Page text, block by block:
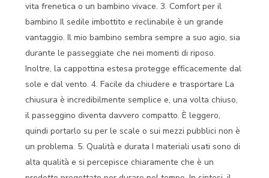
vita frenetica o un bambino vivace. 3. Comfort per il
bambino Il sedile imbottito e reclinabile è un grande
vantaggio. Il mio bambino sembra sempre a suo agio, sia
durante le passeggiate che nei momenti di riposo.
Inoltre, la cappottina estesa protegge efficacemente dal
sole e dal vento. 4. Facile da chiudere e trasportare La
chiusura è incredibilmente semplice e, una volta chiuso,
il passeggino diventa davvero compatto. È leggero,
quindi portarlo su per le scale o sui mezzi pubblici non è
un problema. 5. Qualità e durata I materiali usati sono di
alta qualità e si percepisce chiaramente che è un